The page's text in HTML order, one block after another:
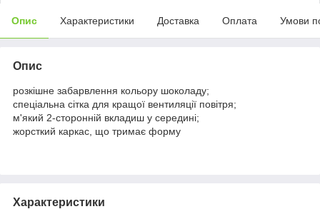
Опис Характеристики Доставка Оплата Умови
Опис
розкішне забарвлення кольору шоколаду;
спеціальна сітка для кращої вентиляції повітря;
м'який 2-сторонній вкладиш у середині;
жорсткий каркас, що тримає форму
Характеристики